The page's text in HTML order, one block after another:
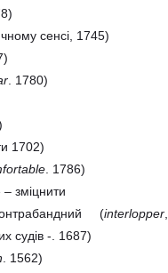
сенсі, 1745)
. 1780)
1702)
. 1786)
зміцнити
(interlopper,
судів -. 1687)
. 1562)